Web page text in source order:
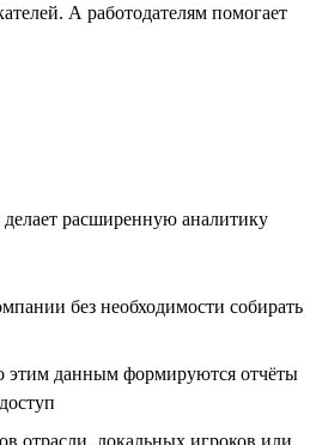
А работодателям помогает
расширенную аналитику
без необходимости собирать
этим данным формируются отчёты
отрасли, локальных игроков или